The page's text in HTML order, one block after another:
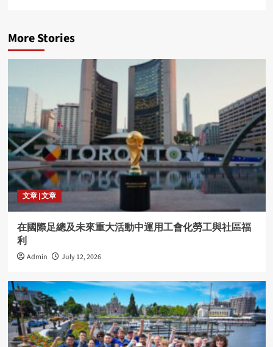
More Stories
文章 | 文章
在國際足總及未來重大活動中運用工會化勞工與社區福
利
Admin July 12, 2026